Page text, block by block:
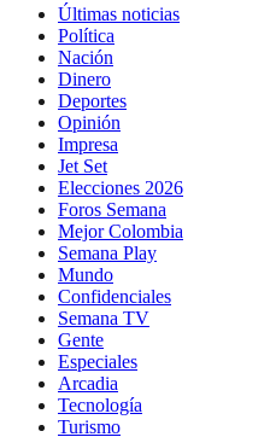
Últimas noticias
Política
Nación
Dinero
Deportes
Opinión
Impresa
Jet Set
Elecciones 2026
Foros Semana
Mejor Colombia
Semana Play
Mundo
Confidenciales
Semana TV
Gente
Especiales
Arcadia
Tecnología
Turismo